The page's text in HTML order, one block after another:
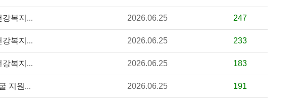
복지... 2026.06.25 247
복지... 2026.06.25 233
복지... 2026.06.25 183
지원... 2026.06.25 191